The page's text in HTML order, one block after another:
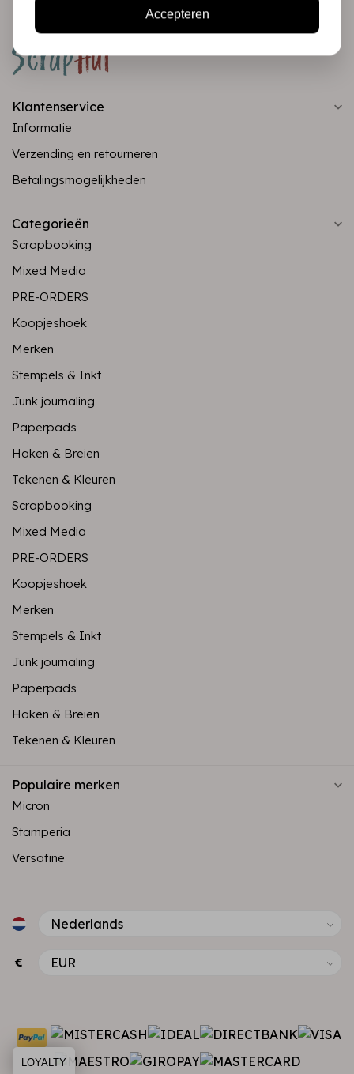
Klantenservice
Informatie
Verzending en retourneren
Betalingsmogelijkheden
Categorieën
Scrapbooking
Mixed Media
PRE-ORDERS
Koopjeshoek
Merken
Stempels & Inkt
Junk journaling
Paperpads
Haken & Breien
Tekenen & Kleuren
Scrapbooking
Mixed Media
PRE-ORDERS
Koopjeshoek
Merken
Stempels & Inkt
Junk journaling
Paperpads
Haken & Breien
Tekenen & Kleuren
Populaire merken
Micron
Stamperia
Versafine
€
Accepteren
LOYALTY